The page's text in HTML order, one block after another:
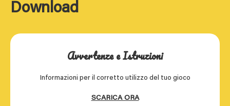
Download
Avvertenze e Istruzioni
Informazioni per il corretto utilizzo del tuo gioco
SCARICA ORA